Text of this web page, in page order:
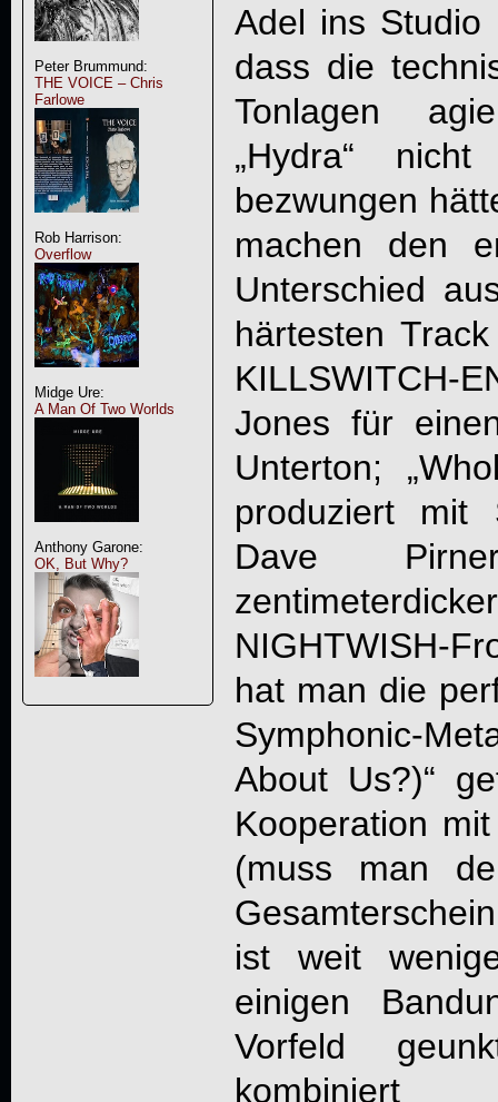
Peter Brummund:
THE VOICE – Chris
Farlowe
Rob Harrison:
Overflow
Midge Ure:
A Man Of Two Worlds
Anthony Garone:
OK, But Why?
Adel ins Studio
dass die
Tonlagen
„Hydra“ nicht
bezwungen
machen den
Unterschied
härtesten
KILLSWITCH-
Jones für
Unterton;
produziert mit
Dave
NIGHTWISH-
hat man die
Symphonic-
About Us?)“
Kooperation
(muss man
ist weit
einigen
Vorfeld
kombiniert